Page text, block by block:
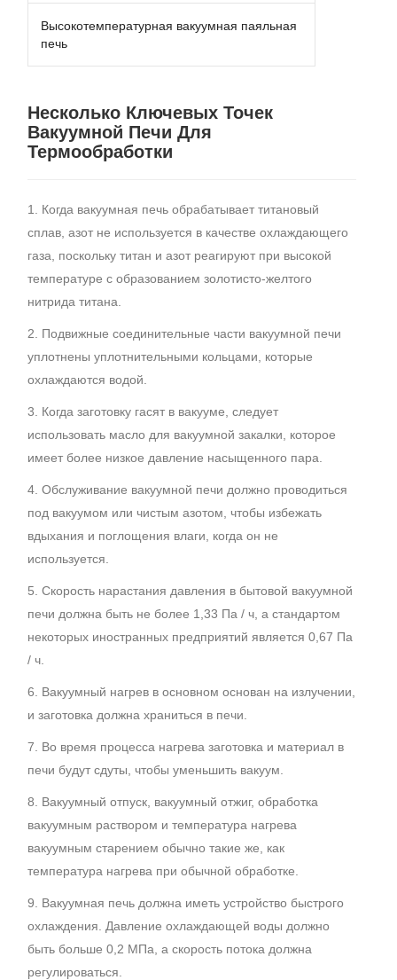
Высокотемпературная вакуумная паяльная
печь
Несколько Ключевых Точек
Вакуумной Печи Для
Термообработки
1. Когда вакуумная печь обрабатывает титановый
сплав, азот не используется в качестве охлаждающего
газа, поскольку титан и азот реагируют при высокой
температуре с образованием золотисто-желтого
нитрида титана.
2. Подвижные соединительные части вакуумной печи
уплотнены уплотнительными кольцами, которые
охлаждаются водой.
3. Когда заготовку гасят в вакууме, следует
использовать масло для вакуумной закалки, которое
имеет более низкое давление насыщенного пара.
4. Обслуживание вакуумной печи должно проводиться
под вакуумом или чистым азотом, чтобы избежать
вдыхания и поглощения влаги, когда он не
используется.
5. Скорость нарастания давления в бытовой вакуумной
печи должна быть не более 1,33 Па / ч, а стандартом
некоторых иностранных предприятий является 0,67 Па
/ ч.
6. Вакуумный нагрев в основном основан на излучении,
и заготовка должна храниться в печи.
7. Во время процесса нагрева заготовка и материал в
печи будут сдуты, чтобы уменьшить вакуум.
8. Вакуумный отпуск, вакуумный отжиг, обработка
вакуумным раствором и температура нагрева
вакуумным старением обычно такие же, как
температура нагрева при обычной обработке.
9. Вакуумная печь должна иметь устройство быстрого
охлаждения. Давление охлаждающей воды должно
быть больше 0,2 МПа, а скорость потока должна
регулироваться.